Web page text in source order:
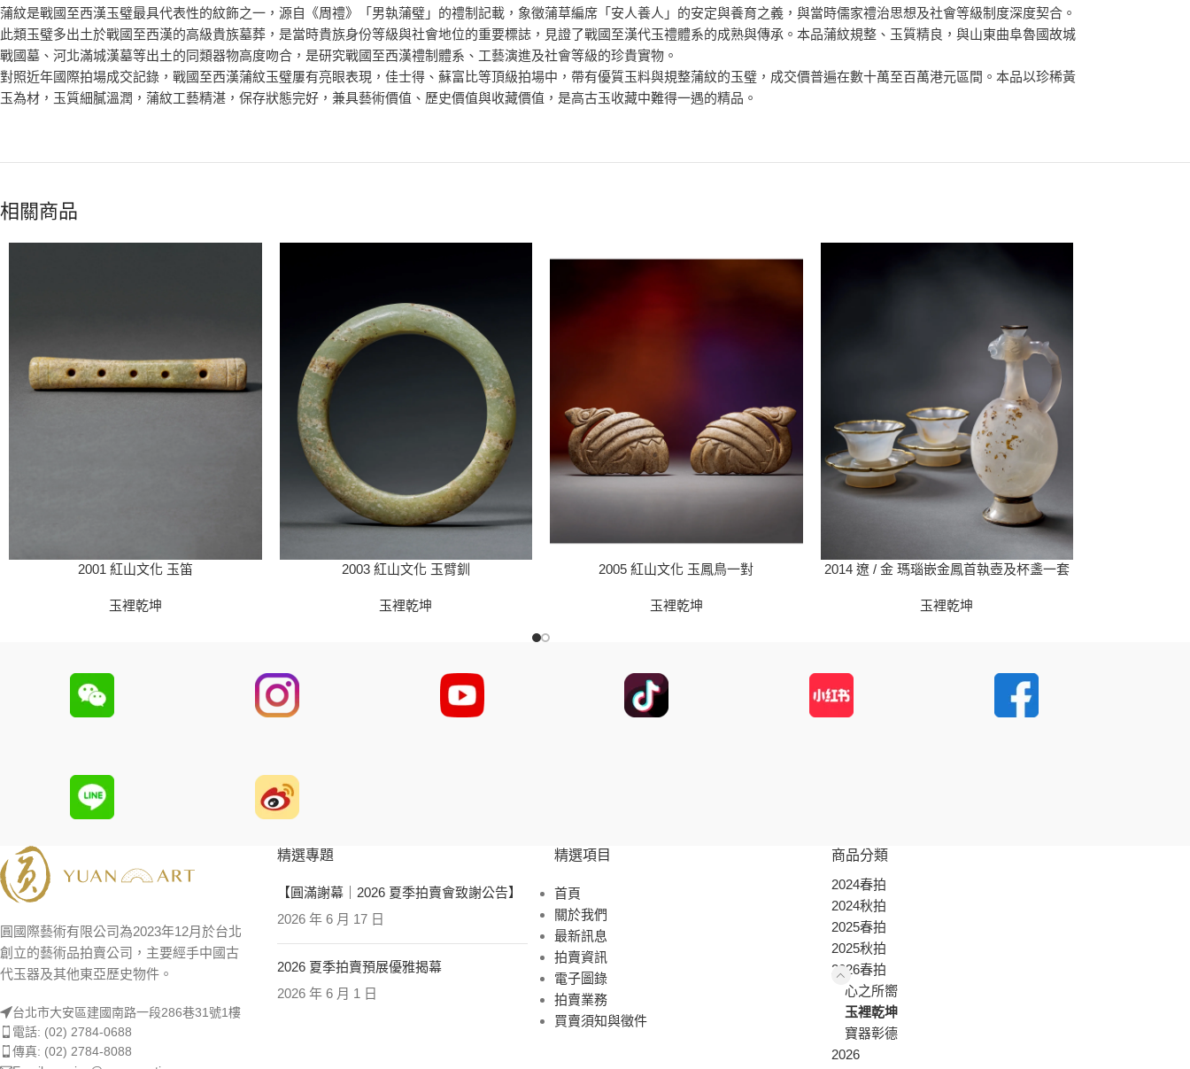
蒲紋是戰國至西漢玉璧最具代表性的紋飾之一，源自《周禮》「男執蒲璧」的禮制記載，象徵蒲草編席「安人養人」的安定與養育之義，與當時儒家禮治思想及社會等級制度深度契合。
此類玉璧多出土於戰國至西漢的高級貴族墓葬，是當時貴族身份等級與社會地位的重要標誌，見證了戰國至漢代玉禮體系的成熟與傳承。本品蒲紋規整、玉質精良，與山東曲阜魯國故城
戰國墓、河北滿城漢墓等出土的同類器物高度吻合，是研究戰國至西漢禮制體系、工藝演進及社會等級的珍貴實物。
對照近年國際拍場成交記錄，戰國至西漢蒲紋玉璧屢有亮眼表現，佳士得、蘇富比等頂級拍場中，帶有優質玉料與規整蒲紋的玉璧，成交價普遍在數十萬至百萬港元區間。本品以珍稀黃
玉為材，玉質細膩溫潤，蒲紋工藝精湛，保存狀態完好，兼具藝術價值、歷史價值與收藏價值，是高古玉收藏中難得一遇的精品。
相關商品
2001 紅山文化 玉笛
玉裡乾坤
2003 紅山文化 玉臂釧
玉裡乾坤
2005 紅山文化 玉鳳鳥一對
玉裡乾坤
2014 遼 / 金 瑪瑙嵌金鳳首執壺及杯盞一套
玉裡乾坤
圓國際藝術有限公司為2023年12月於台北
創立的藝術品拍賣公司，主要經手中國古
代玉器及其他東亞歷史物件。
台北市大安區建國南路一段286巷31號1樓
電話: (02) 2784-0688
傳真: (02) 2784-8088
精選專題
【圓滿謝幕｜2026 夏季拍賣會致謝公告】
2026 年 6 月 17 日
2026 夏季拍賣預展優雅揭幕
2026 年 6 月 1 日
精選項目
首頁
關於我們
最新訊息
拍賣資訊
電子圖錄
拍賣業務
買賣須知與徵件
商品分類
2024春拍
2024秋拍
2025春拍
2025秋拍
2026春拍
心之所嚮
玉裡乾坤
寶器彰德
2026